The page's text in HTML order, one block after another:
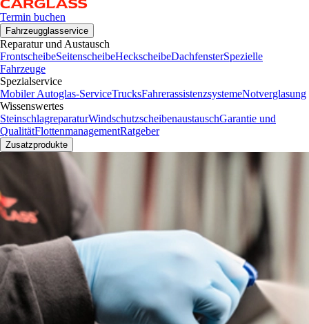
Termin buchen
Fahrzeugglasservice
Reparatur und Austausch
FrontscheibeSeitenscheibeHeckscheibeDachfensterSpezielle
Fahrzeuge
Spezialservice
Mobiler Autoglas-ServiceTrucksFahrerassistenzsystemeNotverglasung
Wissenswertes
SteinschlagreparaturWindschutzscheibenaustauschGarantie und
QualitätFlottenmanagementRatgeber
Zusatzprodukte